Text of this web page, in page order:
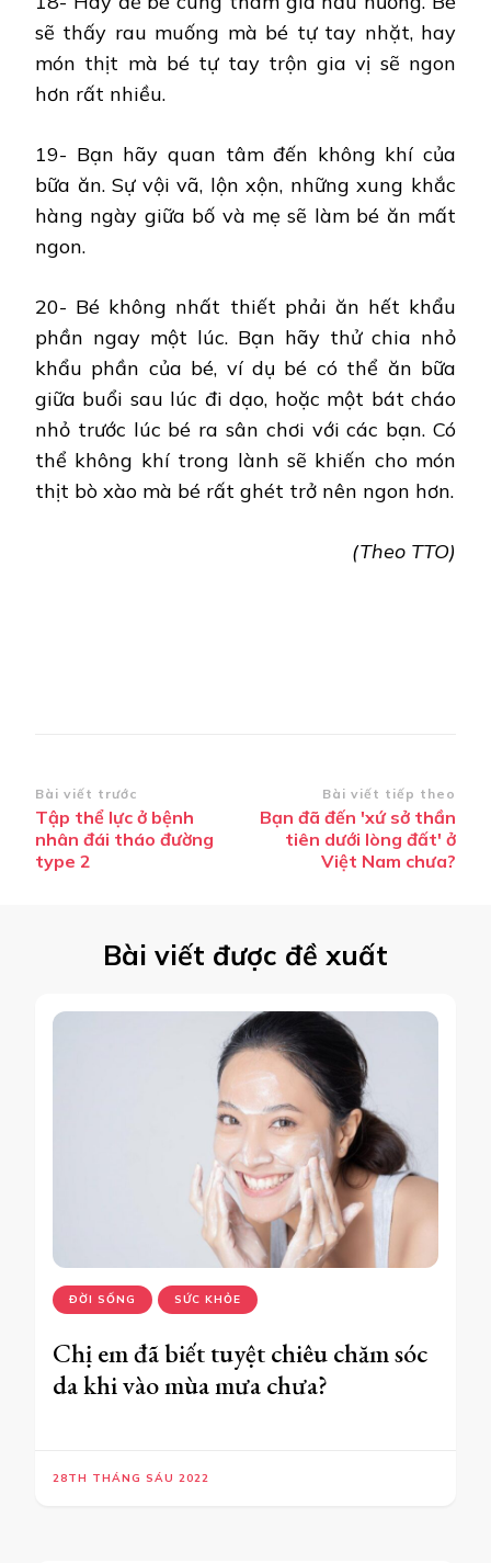
sẽ thấy rau muống mà bé tự tay nhặt, hay
món thịt mà bé tự tay trộn gia vị sẽ ngon
hơn rất nhiều.
19- Bạn hãy quan tâm đến không khí của
bữa ăn. Sự vội vã, lộn xộn, những xung khắc
hàng ngày giữa bố và mẹ sẽ làm bé ăn mất
ngon.
20- Bé không nhất thiết phải ăn hết khẩu
phần ngay một lúc. Bạn hãy thử chia nhỏ
khẩu phần của bé, ví dụ bé có thể ăn bữa
giữa buổi sau lúc đi dạo, hoặc một bát cháo
nhỏ trước lúc bé ra sân chơi với các bạn. Có
thể không khí trong lành sẽ khiến cho món
thịt bò xào mà bé rất ghét trở nên ngon hơn.
(Theo TTO)
Điều
hướng
bài
Bài viết trước
Tập thể lực ở bệnh
nhân đái tháo đường
type 2
Bài viết tiếp theo
Bạn đã đến 'xứ sở thần
tiên dưới lòng đất' ở
Việt Nam chưa?
Bài viết được đề xuất
ĐỜI SỐNG SỨC KHỎE
Chị em đã biết tuyệt chiêu chăm sóc
da khi vào mùa mưa chưa?
28TH THÁNG SÁU 2022